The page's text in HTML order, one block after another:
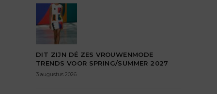
DIT ZIJN DÉ ZES VROUWENMODE
TRENDS VOOR SPRING/SUMMER 2027
3 augustus 2026